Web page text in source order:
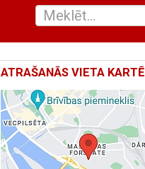
ATRAŠANĀS VIETA KARTĒ